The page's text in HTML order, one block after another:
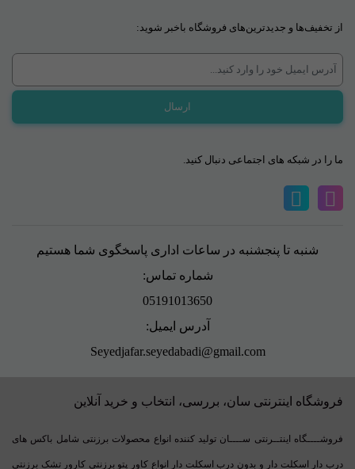
از تخفیف‌ها و جدیدترین‌های فروشگاه باخبر شوید:
ما را در شبکه های اجتماعی دنبال کنید.
شنبه تا پنجشنبه در ساعات اداری پاسخگوی شما هستیم
شماره تماس:
05191013650
آدرس ایمیل:
Seyedjafar.seyedabadi@gmail.com
فروشگاه اینترنتی سان، بررسی، انتخاب و خرید آنلاین
فروشــــگاه اینتــرنتی ســــان تولید کننده انواع محصولات برزنتی شامل باکس های
درب دار اسکلت دار و بدون درب اسکلت دار انواع کاور پتو برزنتی کارور تشک برزنتی